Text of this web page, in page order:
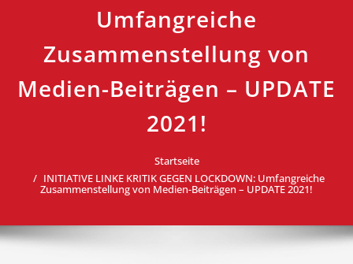
Umfangreiche
Zusammenstellung von
Medien-Beiträgen – UPDATE
2021!
Startseite
INITIATIVE LINKE KRITIK GEGEN LOCKDOWN: Umfangreiche
Zusammenstellung von Medien-Beiträgen – UPDATE 2021!